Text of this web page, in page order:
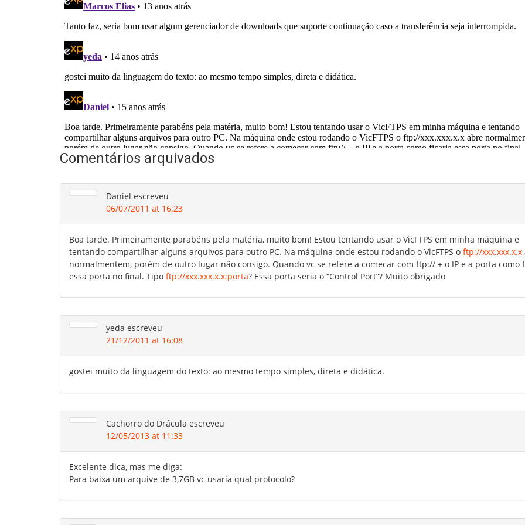
Comentários arquivados
Daniel escreveu
06/07/2011 at 16:23
Boa tarde. Primeiramente parabéns pela matéria, muito bom! Estou tentando usar o VicFTPS em minha máquina e
tentando compartilhar alguns arquivos para outro PC. Na máquina onde estou rodando o VicFTPS o ftp://xxx.xxx.x.x
normalmentem, porém de outro lugar não consigo. Quando vc se refere a comecar com ftp:// + o IP e a porta como
essa porta no final. Tipo ftp://xxx.xxx.x.x:porta? Essa porta seria o “Control Port”? Muito obrigado
yeda escreveu
21/12/2011 at 16:08
gostei muito da linguagem do texto: ao mesmo tempo simples, direta e didática.
Cachorro do Drácula escreveu
12/05/2013 at 11:33
Excelente dica, mas me diga:
Para baixa um arquive de 3,7GB vc usaria qual protocolo?